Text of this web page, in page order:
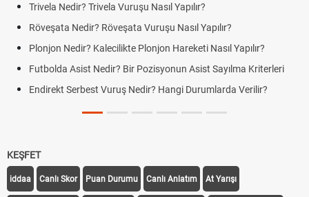
Trivela Nedir? Trivela Vuruşu Nasıl Yapılır?
Röveşata Nedir? Röveşata Vuruşu Nasıl Yapılır?
Plonjon Nedir? Kalecilikte Plonjon Hareketi Nasıl Yapılır?
Futbolda Asist Nedir? Bir Pozisyonun Asist Sayılma Kriterleri
Endirekt Serbest Vuruş Nedir? Hangi Durumlarda Verilir?
KEŞFET
iddaa Canlı Skor Puan Durumu Canlı Anlatım At Yarışı